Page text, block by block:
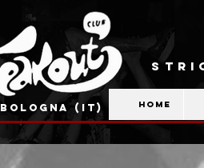
BOLOGNA (IT) Home